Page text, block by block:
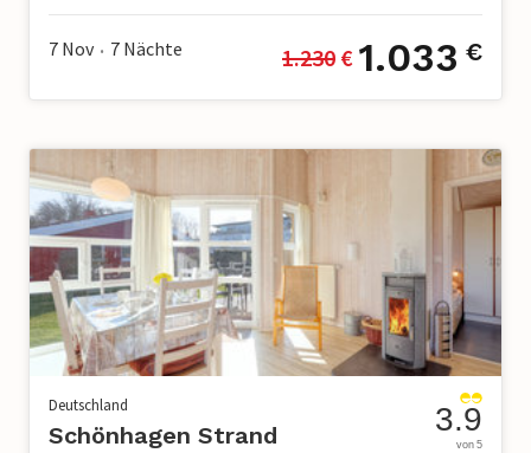
7 Nov • 7 Nächte 1.230 € 1.033 €
Deutschland
Schönhagen Strand 3.9
von 5